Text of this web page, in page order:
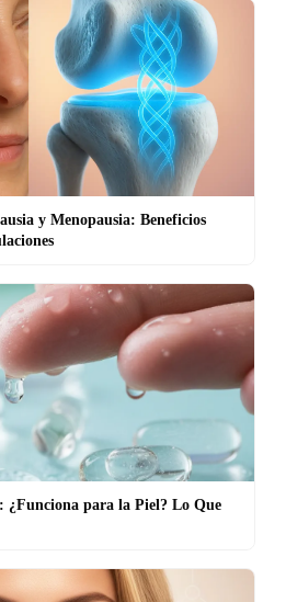
y Menopausia: Beneficios
para la Piel? Lo Que